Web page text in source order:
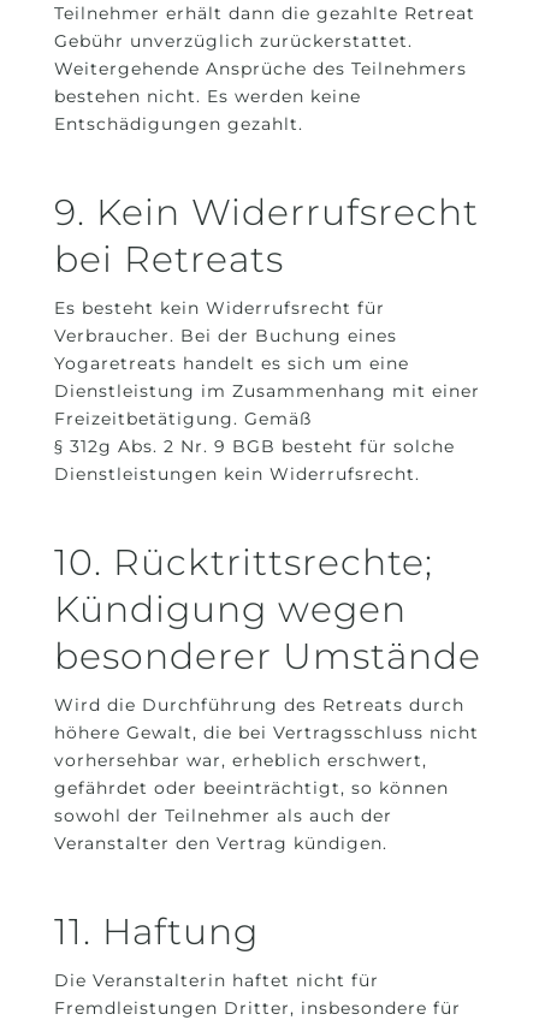
Teilnehmer erhält dann die gezahlte Retreat
Gebühr unverzüglich zurückerstattet.
Weitergehende Ansprüche des Teilnehmers
bestehen nicht. Es werden keine
Entschädigungen gezahlt.
9. Kein Widerrufsrecht
bei Retreats
Es besteht kein Widerrufsrecht für
Verbraucher. Bei der Buchung eines
Yogaretreats handelt es sich um eine
Dienstleistung im Zusammenhang mit einer
Freizeitbetätigung. Gemäß
§ 312g Abs. 2 Nr. 9 BGB besteht für solche
Dienstleistungen kein Widerrufsrecht.
10. Rücktrittsrechte;
Kündigung wegen
besonderer Umstände
Wird die Durchführung des Retreats durch
höhere Gewalt, die bei Vertragsschluss nicht
vorhersehbar war, erheblich erschwert,
gefährdet oder beeinträchtigt, so können
sowohl der Teilnehmer als auch der
Veranstalter den Vertrag kündigen.
11. Haftung
Die Veranstalterin haftet nicht für
Fremdleistungen Dritter, insbesondere für